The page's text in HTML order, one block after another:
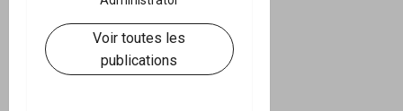
Voir toutes les
publications